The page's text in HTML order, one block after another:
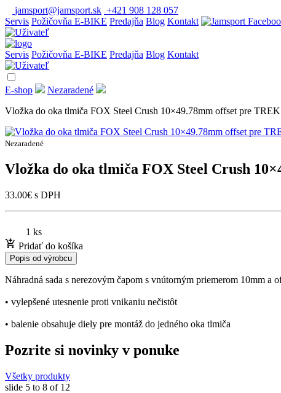
jamsport@jamsport.sk +421 908 128 057
Servis Požičovňa E-BIKE Predajňa Blog Kontakt
Servis Požičovňa E-BIKE Predajňa Blog Kontakt
E-shop
Nezaradené
Vložka do oka tlmiča FOX Steel Crush 10×49.78mm offset pre TREK
Nezaradené
Vložka do oka tlmiča FOX Steel Crush
33.00€ s DPH
1 ks
Pridať do košíka
Popis od výrobcu
Náhradná sada s nerezovým čapom s vnútorným priemerom 10mm
• vylepšené utesnenie proti vnikaniu nečistôt
• balenie obsahuje diely pre montáž do jedného oka tlmiča
Pozrite si novinky v ponuke
Všetky produkty
slide 5 to 8 of 12